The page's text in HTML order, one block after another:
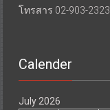
โทรสาร 02-903-2323
Calender
July 2026